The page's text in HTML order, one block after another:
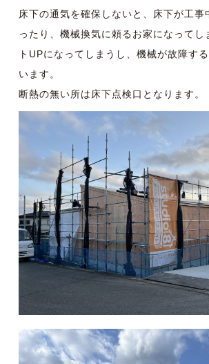
床下の通気を確保しないと、床下が工事
ったり、機械換気に頼るお家になって
トUPになってしまうし、機械が故障す
います。
断熱の無い所は床下点検口となります。